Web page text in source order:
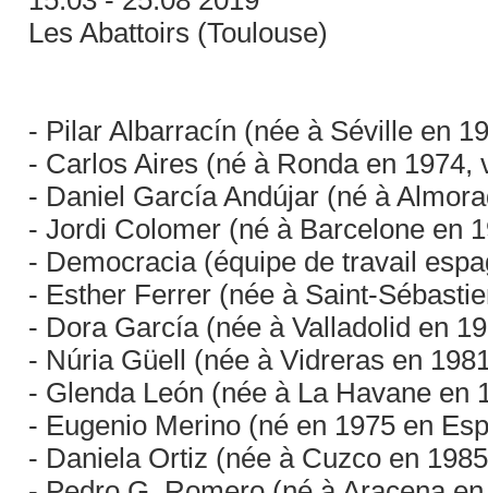
Les Abattoirs (Toulouse)
- Pilar Albarracín (née à Séville en
- Carlos Aires (né à Ronda en 1974,
- Daniel García Andújar (né à
- Jordi Colomer (né à Barcelone en
- Democracia (équipe de travail
- Esther Ferrer (née à Saint-
- Dora García (née à Valladolid en
- Núria Güell (née à Vidreras en
- Glenda León (née à La Havane en
- Eugenio Merino (né en 1975 en
- Daniela Ortiz (née à Cuzco en